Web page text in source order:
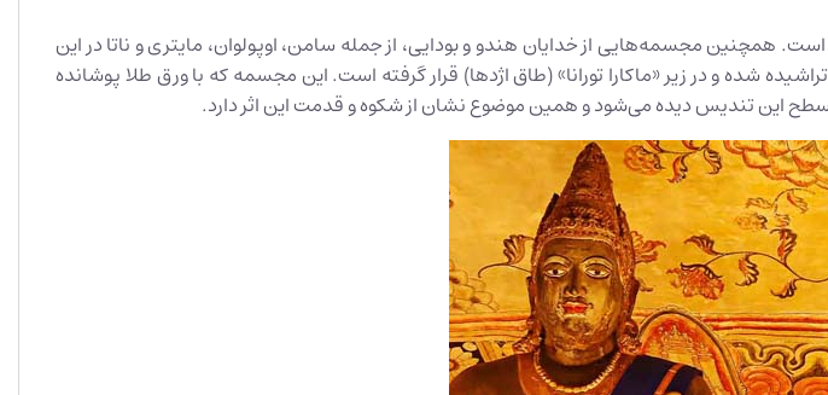
مرکزی است که توسط ۱۱ مجسمه بودا احاطه شده است. همچنین مجسمه‌هایی از خدایان هندو و بودایی، از جمله سامن، اوپولوان، مایتری و ناتا در این
شده و در زیر «ماکارا تورانا» (طاق اژدها) قرار گرفته است. این مجسمه که با ورق طلا پوشانده
سطح این تندیس دیده می‌شود و همین موضوع نشان از شکوه و قدمت این اثر دارد.